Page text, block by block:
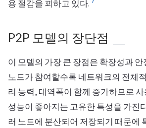
용 절감을 꾀하고 있다.
P2P 모델의 장단점
이 모델의 가장 큰 장점은 확장성과
노드가 참여할수록 네트워크의 전체
리 능력, 대역폭이 함께 증가하므로
성능이 좋아지는 고유한 특성을 가진
러 노드에 분산되어 저장되기 때문에